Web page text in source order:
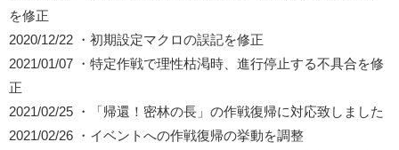
を修正
2020/12/22 ・初期設定マクロの誤記を修正
2021/01/07 ・特定作戦で理性枯渇時、進行停止する不具合を修
正
2021/02/25 ・「帰還！密林の長」の作戦復帰に対応致しました
2021/02/26 ・イベントへの作戦復帰の挙動を調整